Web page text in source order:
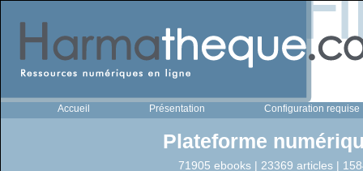
Accueil Présentation Configuration requise
Plateforme
71905 ebooks | 23369 articles |